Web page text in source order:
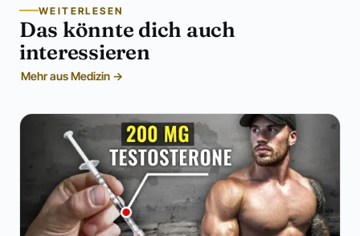
WEITERLESEN
Das könnte dich auch
interessieren
Mehr aus Medizin →